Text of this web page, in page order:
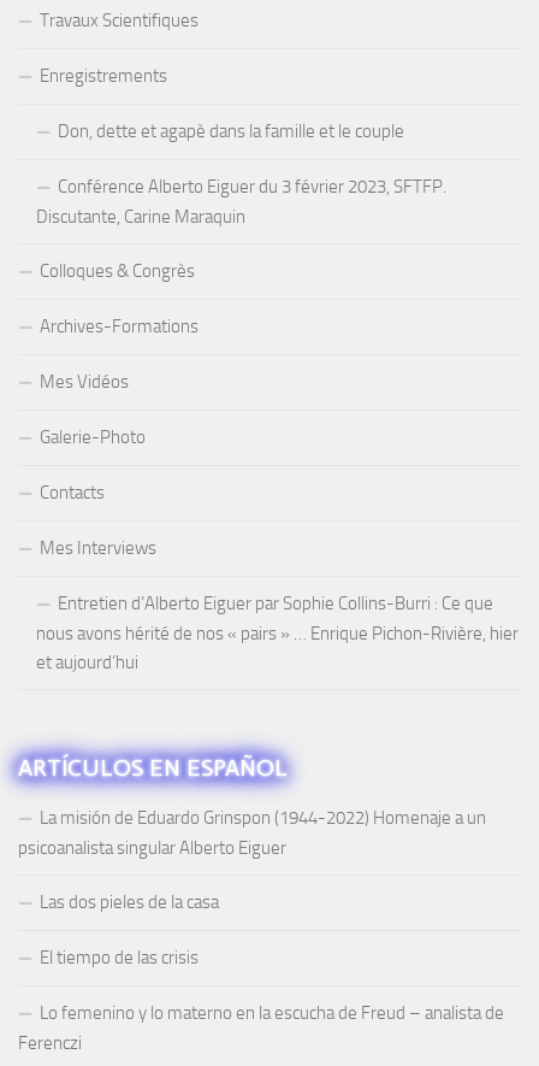
Travaux Scientifiques
Enregistrements
Don, dette et agapè dans la famille et le couple
Conférence Alberto Eiguer du 3 février 2023, SFTFP.
Discutante, Carine Maraquin
Colloques & Congrès
Archives-Formations
Mes Vidéos
Galerie-Photo
Contacts
Mes Interviews
Entretien d’Alberto Eiguer par Sophie Collins-Burri : Ce que
nous avons hérité de nos « pairs » … Enrique Pichon-Rivière, hier
et aujourd’hui
ARTÍCULOS EN ESPAÑOL
La misión de Eduardo Grinspon (1944-2022) Homenaje a un
psicoanalista singular Alberto Eiguer
Las dos pieles de la casa
El tiempo de las crisis
Lo femenino y lo materno en la escucha de Freud – analista de
Ferenczi